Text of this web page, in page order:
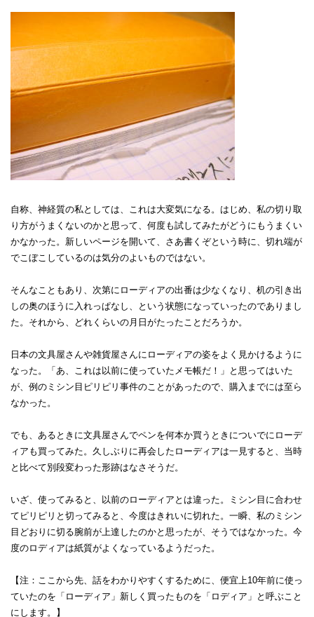
自称、神経質の私としては、これは大変気になる。はじめ、私の切り取
り方がうまくないのかと思って、何度も試してみたがどうにもうまくい
かなかった。新しいページを開いて、さあ書くぞという時に、切れ端が
でこぼこしているのは気分のよいものではない。
そんなこともあり、次第にローディアの出番は少なくなり、机の引き出
しの奥のほうに入れっぱなし、という状態になっていったのでありまし
た。それから、どれくらいの月日がたったことだろうか。
日本の文具屋さんや雑貨屋さんにローディアの姿をよく見かけるように
なった。「あ、これは以前に使っていたメモ帳だ！」と思ってはいた
が、例のミシン目ピリピリ事件のことがあったので、購入までには至ら
なかった。
でも、あるときに文具屋さんでペンを何本か買うときについでにローデ
ィアも買ってみた。久しぶりに再会したローディアは一見すると、当時
と比べて別段変わった形跡はなさそうだ。
いざ、使ってみると、以前のローディアとは違った。ミシン目に合わせ
てピリピリと切ってみると、今度はきれいに切れた。一瞬、私のミシン
目どおりに切る腕前が上達したのかと思ったが、そうではなかった。今
度のロディアは紙質がよくなっているようだった。
【注：ここから先、話をわかりやすくするために、便宜上10年前に使っ
ていたのを「ローディア」新しく買ったものを「ロディア」と呼ぶこと
にします。】